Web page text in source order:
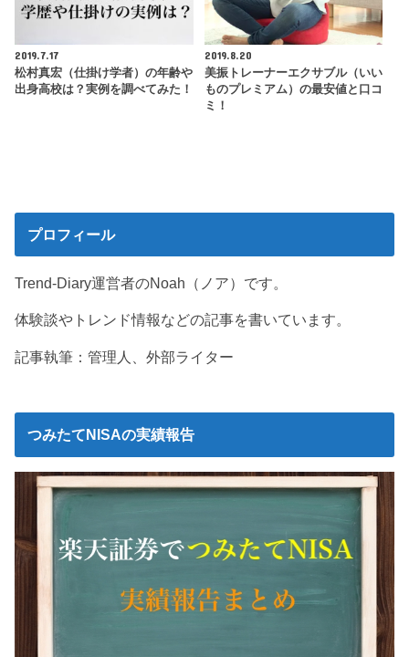
2019.7.17
松村真宏（仕掛け学者）の年齢や
出身高校は？実例を調べてみた！
2019.8.20
美振トレーナーエクサブル（いい
ものプレミアム）の最安値と口コ
ミ！
プロフィール
Trend-Diary運営者のNoah（ノア）です。
体験談やトレンド情報などの記事を書いています。
記事執筆：管理人、外部ライター
つみたてNISAの実績報告